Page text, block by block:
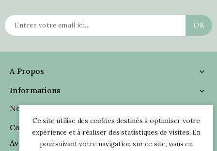
A Propos

Informations

Nous Suivre

Coordonnées
Avis Clients
Ce site utilise des cookies destinés à optimiser votre
expérience et à réaliser des statistiques de visites. En
poursuivant votre navigation sur ce site, vous en